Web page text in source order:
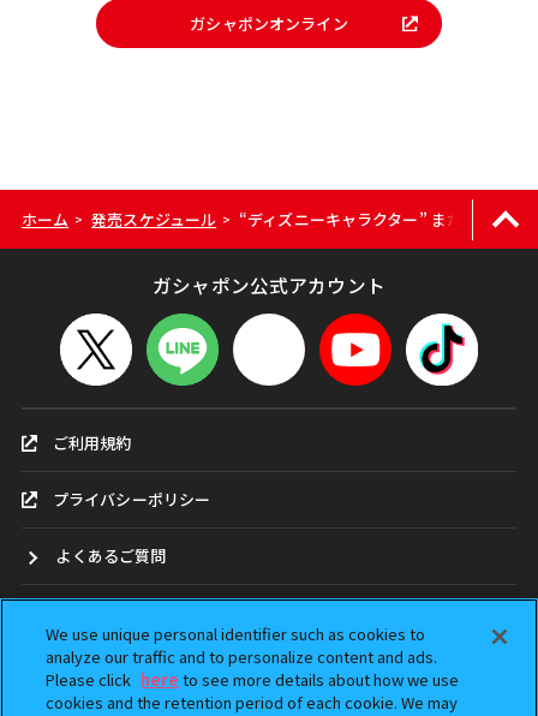
ガシャポンオンライン
ホーム > 発売スケジュール > “ディズニーキャラクター” まだねむたい4
ガシャポン公式アカウント
ご利用規約
プライバシーポリシー
よくあるご質問
ガシャポンどこ？
We use unique personal identifier such as cookies to
analyze our traffic and to personalize content and ads.
Please click here to see more details about how we use
cookies and the retention period of each cookie. We may